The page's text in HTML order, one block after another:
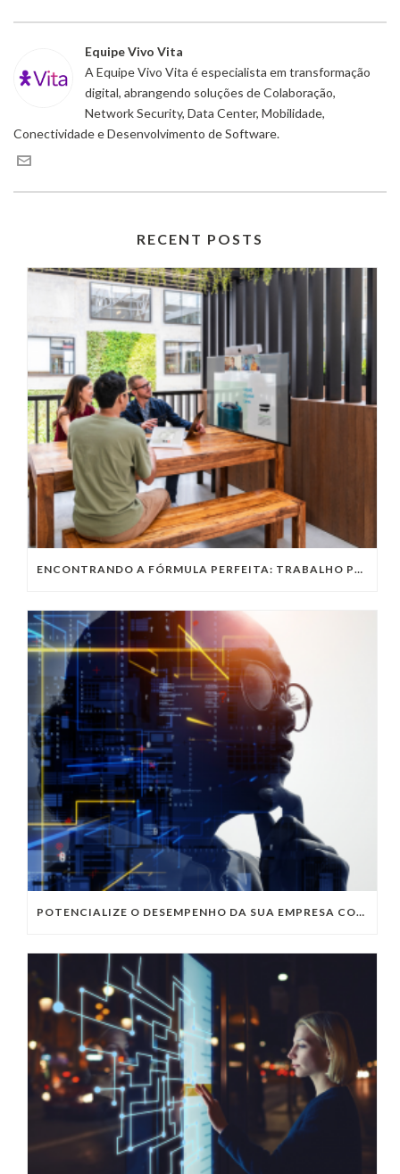
Equipe Vivo Vita
A Equipe Vivo Vita é especialista em transformação
digital, abrangendo soluções de Colaboração,
Network Security, Data Center, Mobilidade,
Conectividade e Desenvolvimento de Software.
RECENT POSTS
ENCONTRANDO A FÓRMULA PERFEITA: TRABALHO PRESENCIAL, HOME OFFICE OU TRABALHO HÍBRIDO?
POTENCIALIZE O DESEMPENHO DA SUA EMPRESA COM OS SERVIÇOS DE TI DA VIVO VITA